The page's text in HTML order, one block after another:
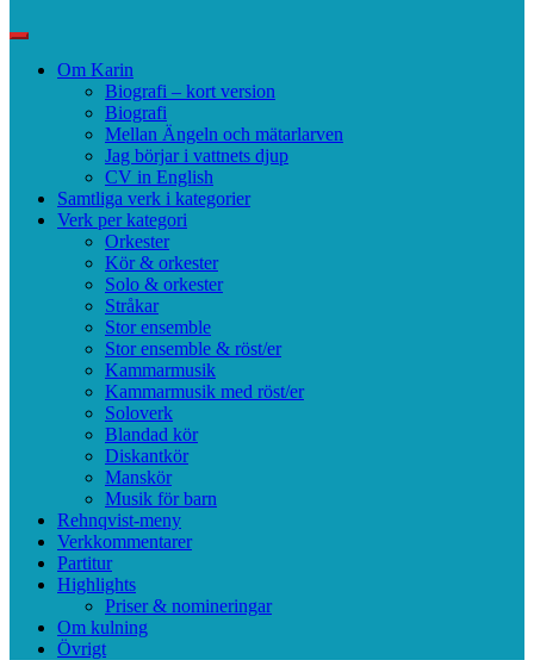
Om Karin
Biografi – kort version
Biografi
Mellan Ängeln och mätarlarven
Jag börjar i vattnets djup
CV in English
Samtliga verk i kategorier
Verk per kategori
Orkester
Kör & orkester
Solo & orkester
Stråkar
Stor ensemble
Stor ensemble & röst/er
Kammarmusik
Kammarmusik med röst/er
Soloverk
Blandad kör
Diskantkör
Manskör
Musik för barn
Rehnqvist-meny
Verkkommentarer
Partitur
Highlights
Priser & nomineringar
Om kulning
Övrigt